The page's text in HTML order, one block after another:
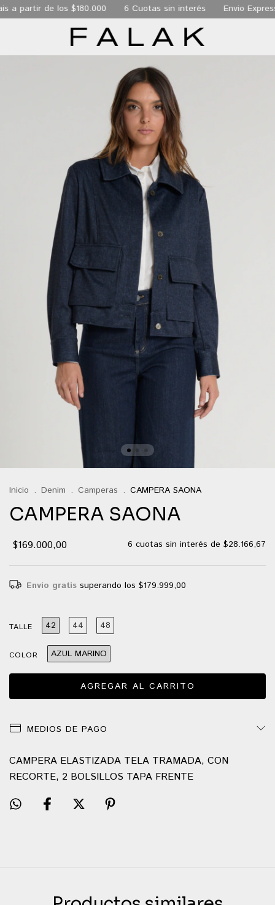
partir de los $180.000 6 Cuotas sin interés Envio Express
Inicio . Denim . Camperas . CAMPERA SAONA
CAMPERA SAONA
$169.000,00 6 cuotas sin interés de $28.166,67
Envío gratis superando los $179.999,00
TALLE 42 44 48
COLOR AZUL MARINO
MEDIOS DE PAGO
CAMPERA ELASTIZADA TELA TRAMADA, CON
RECORTE, 2 BOLSILLOS TAPA FRENTE